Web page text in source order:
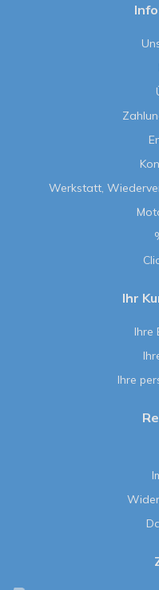
Werkstatt,
Ihr
Ihre
Ihre